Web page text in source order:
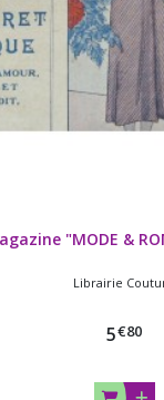
"MODE &
Librairie
5€80